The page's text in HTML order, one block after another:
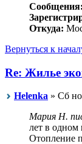
Сообщения:
Откуда:
Вернуться к
Re: Жилье
Helenka » Сб
Мария Н.
лет в одном
Отопление